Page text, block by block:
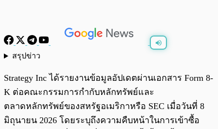
สรุปข่าว
Strategy Inc ได้รายงานข้อมูลอัปเดตผ่านเอกสาร Form 8-
K ต่อคณะกรรมการกำกับหลักทรัพย์และ
ตลาดหลักทรัพย์ของสหรัฐอเมริกาหรือ SEC เมื่อวันที่ 8
มิถุนายน 2026 โดยระบุถึงความคืบหน้าในการเข้าซื้อ